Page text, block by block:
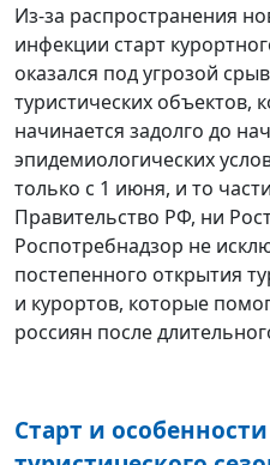
Из-за распространения
инфекции старт
оказался под угрозой
туристических объектов,
начинается задолго до
эпидемиологических
только с 1 июня, и то
Правительство РФ, ни
Роспотребнадзор не
постепенного открытия
и курортов, которые
россиян после
Старт и